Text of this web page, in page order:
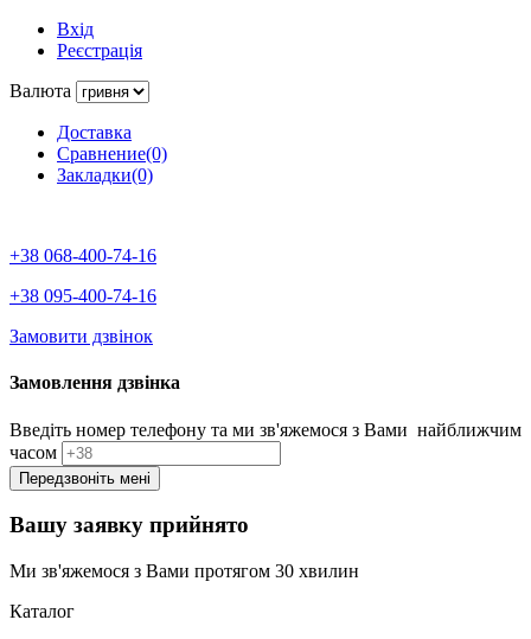
Вхід
Реєстрація
Валюта
Доставка
Сравнение(0)
Закладки(0)
+38 068-400-74-16
+38 095-400-74-16
Замовити дзвінок
Замовлення дзвінка
Введіть номер телефону та ми зв'яжемося з Вами найближчим
часом
Вашу заявку прийнято
Ми зв'яжемося з Вами протягом 30 хвилин
Каталог